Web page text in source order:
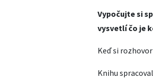
Vypočujte si
vysvetlí čo je
Keď si
Knihu